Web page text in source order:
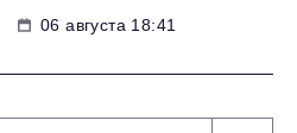
06 августа 18:41